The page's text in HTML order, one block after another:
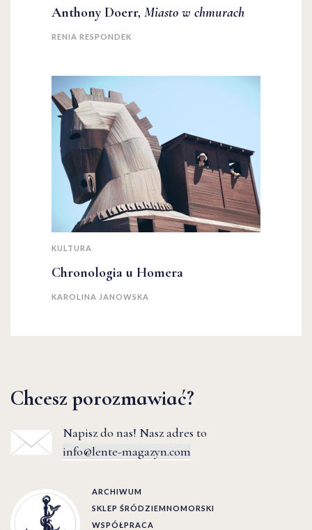
Anthony Doerr, Miasto w chmurach
RENIA RESPONDEK
KULTURA
Chronologia u Homera
KAROLINA JANOWSKA
Chcesz porozmawiać?
Napisz do nas! Nasz adres to
info@lente-magazyn.com
ARCHIWUM
SKLEP ŚRÓDZIEMNOMORSKI
WSPÓŁPRACA